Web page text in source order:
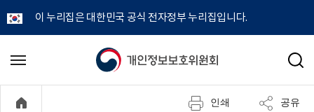
이 누리집은 대한민국 공식 전자정부 누리집입니다.
개
메
기
검
인쇄 공유